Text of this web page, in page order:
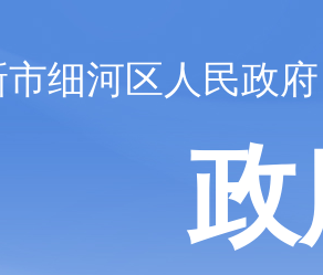
细河区人民政府